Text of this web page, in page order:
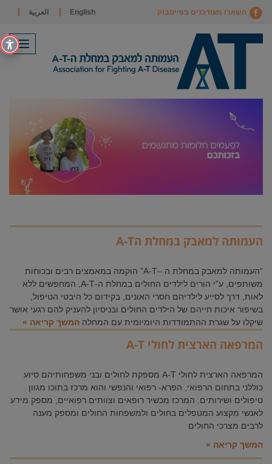
השארו מעודכנים בפייסבוק English العربية
העמותה למאבק במחלת הA-T
“העמותה למאבק במחלת ה –A-T” הוקמה במאמצים רבים ובכוחות
משותפים, ע”י הורים לילדים החולים במחלת ה-A-T, המחפשים ללא
לאות, דרך לסייע לילדיהם חסרי האונים, בקידום כל היבטי הטיפול,
בשיפור איכות חייהם של הילדים החולים ובניסיון להעניק להם רגעי אושר
שיקלו על שגרת ההתמודדות היומיומית עם המחלה המשך קריאה »
המרפאה הארצית לחולי A-T
המרפאה הארצית לחולי A-T מספקת לחולים ובני משפחותיהם סיוע
כוללני בתחום הרפואי, הפרא- רפואי והנפשי והוא מרכז בתוכו מגוון
טיפולים ושירותים. המרכז מכשיר רופאים וצוותים רפואיים, מספק מידע
לאנשי מקצוע המטפלים בחולים ולמשפחות החולים ומספק מענה
לרבים מצרכי החולים
המשך קריאה »